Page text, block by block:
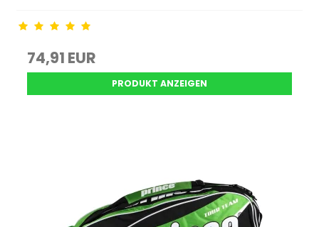
74,91 EUR
PRODUKT ANZEIGEN